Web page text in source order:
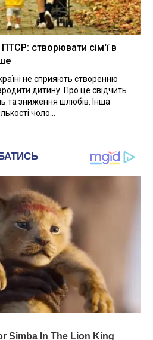
ПТСР: створювати сім'ї в
не сприяють створенню
дитину. Про це свідчить
та зниження шлюбів. Інша
чоло...